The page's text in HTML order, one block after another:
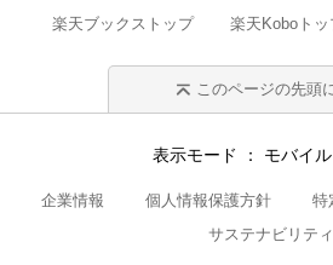
楽天ブックストップ 楽天Koboトッ
このページの先頭
表示モード モバイル
企業情報 個人情報保護方針
特
サステナビリティ